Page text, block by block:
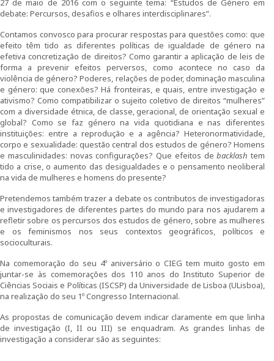
1ª Edição do Curso de Formação Especializada em
2ª Edição do Curso de Formação Especializada em
Igualdade de Género
3ª Edição do Curso de Formação Especializada em
Igualdade de Género
Testemunhos
Curso de Formação Especializada em Igualdade de
Género do Ministério da Defesa | 4ª edição |
Testemunhos
Regulamentos do CIEG
Contactos
Investigação
Temáticas de Investigação
Projetos
27 de maio de 2016 com o seguinte tema: “Estudos de Género em
debate: Percursos, desafios e olhares interdisciplinares”.
Contamos convosco para procurar respostas para questões como: que
efeito têm tido as diferentes políticas de igualdade de género na
efetiva concretização de direitos? Como garantir a aplicação de leis de
forma a prevenir efeitos perversos, como acontece no caso da
violência de género? Poderes, relações de poder, dominação masculina
e género: que conexões? Há fronteiras, e quais, entre investigação e
ativismo? Como compatibilizar o sujeito coletivo de direitos “mulheres”
com a diversidade étnica, de classe, geracional, de orientação sexual e
global? Como se faz género na vida quotidiana e nas diferentes
instituições: entre a reprodução e a agência? Heteronormatividade,
corpo e sexualidade: questão central dos estudos de género? Homens
e masculinidades: novas configurações? Que efeitos debacklash tem
tido a crise, o aumento das desigualdades e o pensamento neoliberal
na vida de mulheres e homens do presente?
Pretendemos também trazer a debate os contributos de investigadoras
e investigadores de diferentes partes do mundo para nos ajudarem a
refletir sobre os percursos dos estudos de género, sobre as mulheres
e os feminismos nos seus contextos geográficos, políticos e
socioculturais.
Na comemoração do seu 4º aniversário o CIEG tem muito gosto em
juntar-se às comemorações dos 110 anos do Instituto Superior de
Ciências Sociais e Políticas (ISCSP) da Universidade de Lisboa (ULisboa),
na realização do seu 1º Congresso Internacional.
As propostas de comunicação devem indicar claramente em que linha
de investigação (I, II ou III) se enquadram. As grandes linhas de
investigação a considerar são as seguintes: